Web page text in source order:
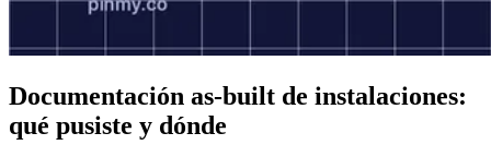
Documentación as-built de instalaciones:
qué pusiste y dónde